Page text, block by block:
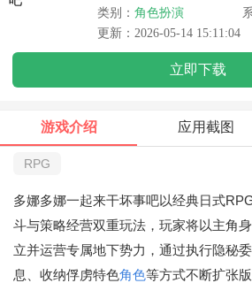
类别： 角色扮演
更新：2026-05-14 15:11:04
立即下载
游戏介绍 应用截图
RPG
多娜多娜一起来干坏事吧以经典日式
斗与策略经营双重玩法，玩家将以主角
立并运营专属地下势力，通过执行隐秘
息、收纳俘虏特色角色等方式不断扩张